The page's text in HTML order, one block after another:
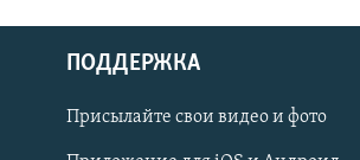
Українською
Qırımtatar
ПОДДЕРЖКА
Присылайте свои видео и фото